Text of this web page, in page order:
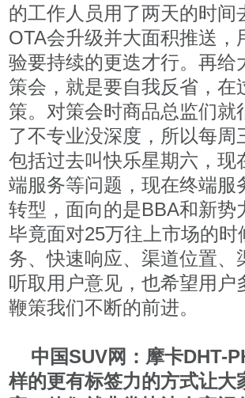
的工作人员用了两天的时
OTA会升级并大面积推送
验要持续的更迭才行。再
策会，就是要自我反省，
策。对策会时商品总监们
了不专业没深度，所以每
包括过去叫快乐星期六，
端服务等问题，现在终端
转型，面向的是BBA和新
毕竟面对25万往上市场的
务、快速响应、渠道位置
听取用户意见，也希望用
鞭策我们不断的前进。
中国SUV网：摩卡DHT-
样的更有标签力的方式让